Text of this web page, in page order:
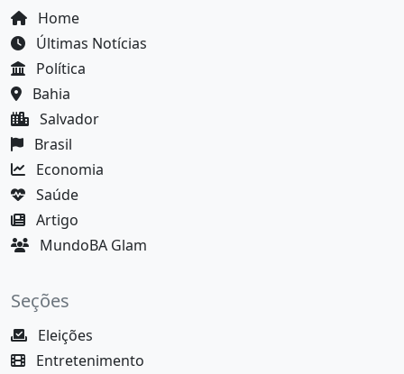
Home
Últimas Notícias
Política
Bahia
Salvador
Brasil
Economia
Saúde
Artigo
MundoBA Glam
Seções
Eleições
Entretenimento